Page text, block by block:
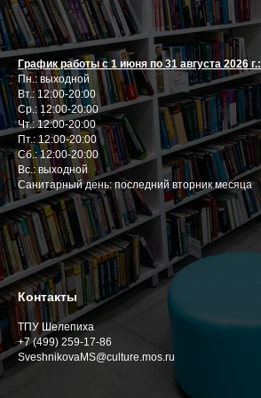
График работы с 1 июня по 31 августа 2026 г.:
Пн.: выходной
Вт.: 12:00-20:00
Ср.: 12:00-20:00
Чт.: 12:00-20:00
Пт.: 12:00-20:00
Сб.: 12:00-20:00
Вс.: выходной
Cанитарный день: последний вторник месяца
Контакты
ТПУ Шелепиха
+7 (499) 259-17-86
SveshnikovaMS@culture.mos.ru